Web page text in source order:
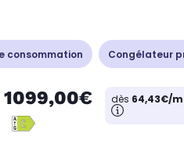
consommation Congélateur
1099,00€ dès 64,43€/